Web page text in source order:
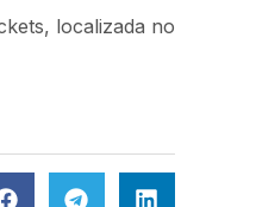
localizada no